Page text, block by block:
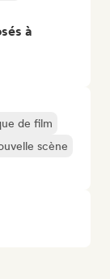
à
de film
scène